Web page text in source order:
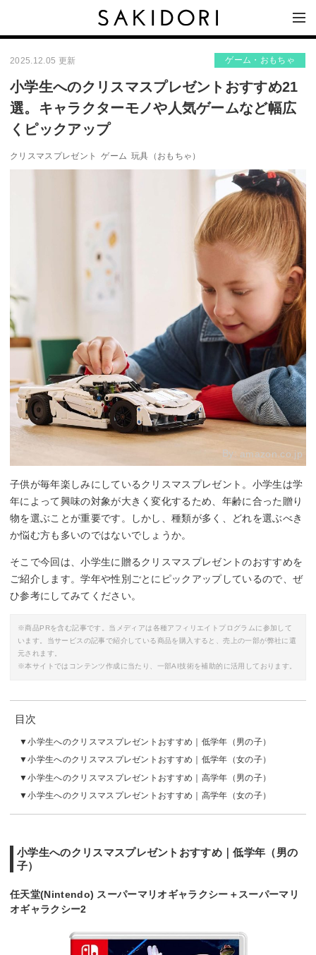
2025.12.05 更新 ゲーム・おもちゃ
小学生へのクリスマスプレゼントおすすめ21
選。キャラクターモノや人気ゲームなど幅広
くピックアップ
クリスマスプレゼント ゲーム 玩具（おもちゃ）
By: amazon.co.jp
子供が毎年楽しみにしているクリスマスプレゼント。小学生は学
年によって興味の対象が大きく変化するため、年齢に合った贈り
物を選ぶことが重要です。しかし、種類が多く、どれを選ぶべき
か悩む方も多いのではないでしょうか。
そこで今回は、小学生に贈るクリスマスプレゼントのおすすめを
ご紹介します。学年や性別ごとにピックアップしているので、ぜ
ひ参考にしてみてください。
※商品PRを含む記事です。当メディアは各種アフィリエイトプログラムに参加して
います。当サービスの記事で紹介している商品を購入すると、売上の一部が弊社に還
元されます。
※本サイトではコンテンツ作成に当たり、一部AI技術を補助的に活用しております。
目次
小学生へのクリスマスプレゼントおすすめ｜低学年（男の子）
小学生へのクリスマスプレゼントおすすめ｜低学年（女の子）
小学生へのクリスマスプレゼントおすすめ｜高学年（男の子）
小学生へのクリスマスプレゼントおすすめ｜高学年（女の子）
小学生へのクリスマスプレゼントおすすめ｜低学年（男の
子）
任天堂(Nintendo) スーパーマリオギャラクシー＋スーパーマリ
オギャラクシー2